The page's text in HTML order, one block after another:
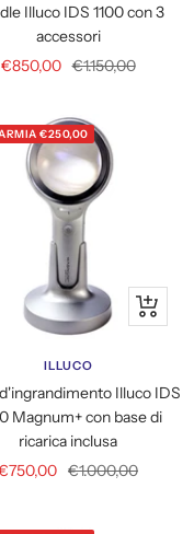
Illuco IDS 1100 con 3
accessori
Prezzo
vendita
€850,00 Prezzo
€1.150,00
€250,00
Aggiungi
al
ILLUCO
Illuco IDS
Magnum+ con base di
ricarica inclusa
Prezzo
€1.000,00